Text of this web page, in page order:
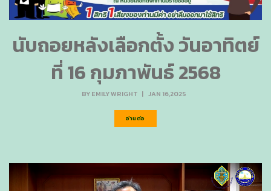
นับถอยหลังเลือกตั้ง วันอาทิตย์
ที่ 16 กุมภาพันธ์ 2568
BYEMILY WRIGHT | JAN 16,2025
อ่านต่อ